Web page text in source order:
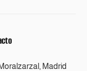
Madrid